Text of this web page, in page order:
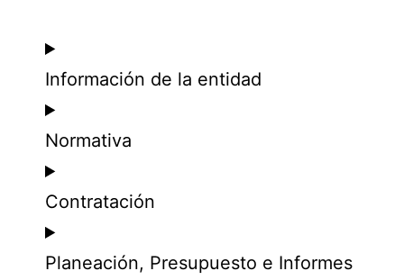
Información de la entidad
Normativa
Contratación
Planeación, Presupuesto e Informes